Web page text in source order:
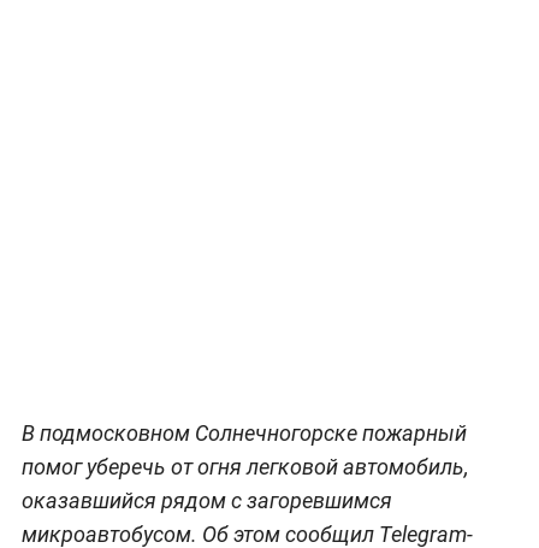
В подмосковном Солнечногорске пожарный
помог уберечь от огня легковой автомобиль,
оказавшийся рядом с загоревшимся
микроавтобусом. Об этом сообщил Telegram-